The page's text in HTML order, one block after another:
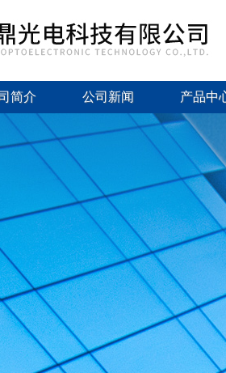
简介 公司新闻 产品中